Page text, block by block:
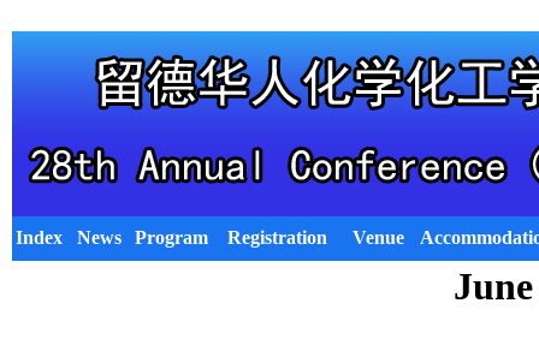
Index News Program Registration Venue